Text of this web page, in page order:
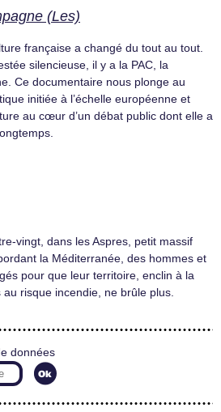
(Les)
française a changé du tout au tout.
silencieuse, il y a la PAC, la
Ce documentaire nous plonge au
initiée à l’échelle européenne et
au cœur d’un débat public dont elle a
vingt, dans les Aspres, petit massif
la Méditerranée, des hommes et
pour que leur territoire, enclin à la
risque incendie, ne brûle plus.
données